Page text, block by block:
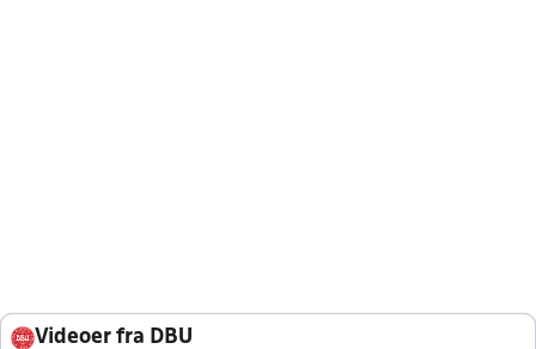
Videoer fra DBU